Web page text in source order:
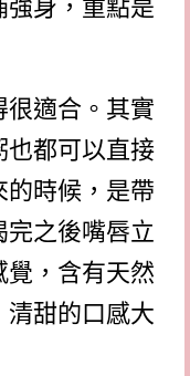
強身，重點是
很適合。其實
也都可以直接
的時候，是帶
之後嘴唇立
覺，含有天然
清甜的口感大